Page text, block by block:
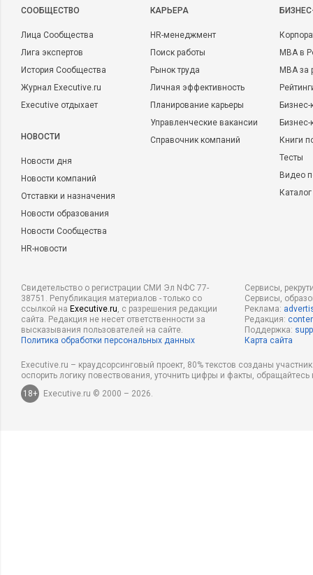
CООБЩЕСТВО
Лица Сообщества
Лига экспертов
История Сообщества
Журнал Executive.ru
Executive отдыхает
НОВОСТИ
Новости дня
Новости компаний
Отставки и назначения
Новости образования
Новости Сообщества
HR-новости
КАРЬЕРА
HR-менеджмент
Поиск работы
Рынок труда
Личная эффективность
Планирование карьеры
Управленческие вакансии
Справочник компаний
MBA в
MBA
Бизнес-
Книги
Тесты
Видео
Свидетельство о регистрации СМИ Эл NФС 77-
38751. Републикация материалов - только со
ссылкой на Executive.ru, с разрешения редакции
сайта. Редакция не несет ответственности за
высказывания пользователей на сайте.
Политика обработки персональных данных
Сервисы,
Сервисы,
Реклама:
Редакция:
Поддержка:
Карта сайта
Executive.ru – краудсорсинговый проект, 80% текстов созданы
оспорить логику повествования, уточнить цифры и факты,
18+
Executive.ru © 2000 – 2026.